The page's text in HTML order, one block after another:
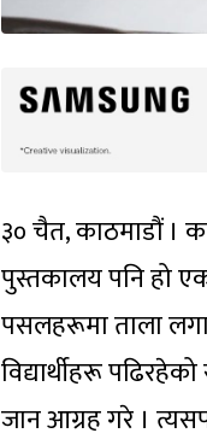
३० चैत, काठमाडौं ।
पुस्तकालय पनि हो
पसलहरूमा ताला
विद्यार्थीहरू
जान आग्रह गरे ।